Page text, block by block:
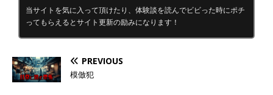
当サイトを気に入って頂けたり、体験談を読んでビビった時にポチ
ってもらえるとサイト更新の励みになります！
PREVIOUS
模倣犯